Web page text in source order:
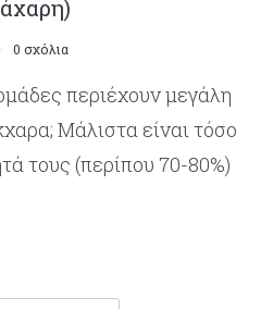
0 σχόλια
περιέχουν μεγάλη
Μάλιστα είναι τόσο
τους (περίπου 70-80%)